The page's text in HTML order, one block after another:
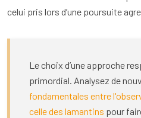
celui pris lors d’une poursuite
Le choix d’une approche
primordial. Analysez de
fondamentales entre
celle des lamantins pour